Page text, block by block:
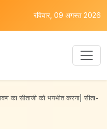
रविवार, 09 अगस्त 2026
का सीताजी को भयभीत करना| सीता-